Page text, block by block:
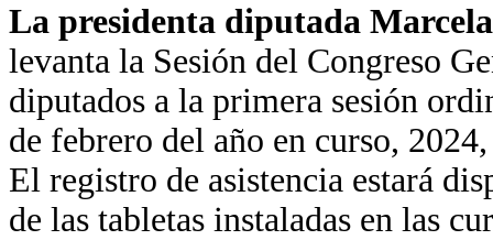
La presidenta diputada
levanta la Sesión del Congreso
diputados a la primera sesión
de febrero del año en curso,
El registro de asistencia estará
de las tabletas instaladas en las